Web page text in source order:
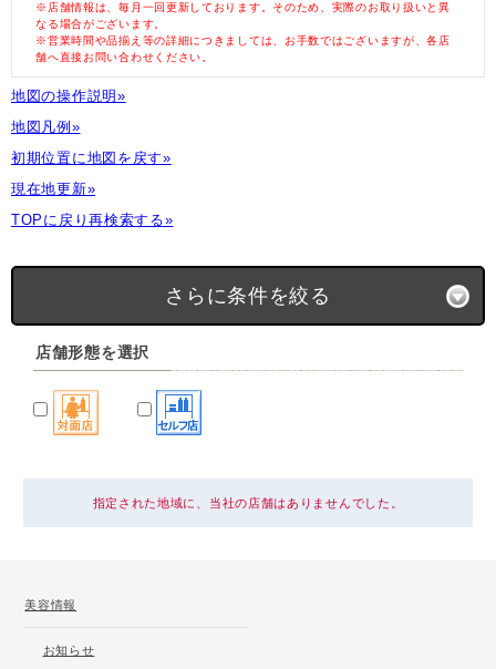
※店舗情報は、毎月一回更新しております。そのため、実際のお取り扱いと異
なる場合がございます。
※営業時間や品揃え等の詳細につきましては、お手数ではございますが、各店
舗へ直接お問い合わせください。
地図の操作説明»
地図凡例»
初期位置に地図を戻す»
現在地更新»
TOPに戻り再検索する»
さらに条件を絞る
店舗形態を選択
指定された地域に、当社の店舗はありませんでした。
美容情報
お知らせ